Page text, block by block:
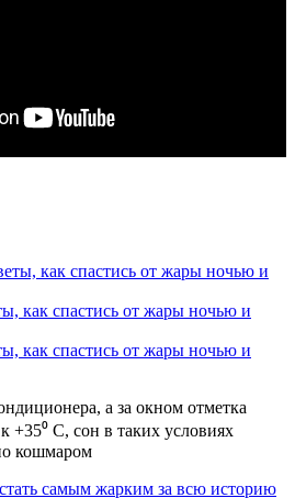
как спастись от жары ночью и
как спастись от жары ночью и
а за окном отметка
+35⁰ С, сон в таких условиях
кошмаром